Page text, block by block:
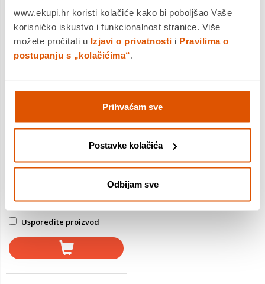
www.ekupi.hr koristi kolačiće kako bi poboljšao Vaše
korisničko iskustvo i funkcionalnost stranice. Više
možete pročitati u Izjavi o privatnosti i Pravilima o
postupanju s „kolačićima“
Prihvaćam sve
Postavke kolačića
Odbijam sve
BOS6737E09X
449,99 €
319,00 €
Energetska klasa: A
Način čišćenja: Hidroliza
Funkcija dodavanje pare: Ne
Jamstvo:5 god
10.08.2026
Usporedite proizvod